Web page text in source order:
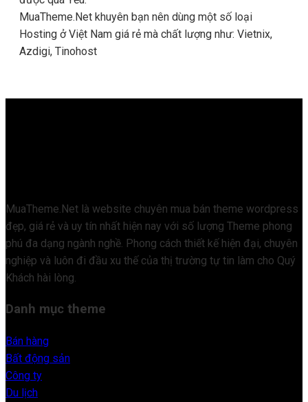
MuaTheme.Net khuyên bạn nên dùng một số loại
Hosting ở Việt Nam giá rẻ mà chất lượng như: Vietnix,
Azdigi, Tinohost
MuaTheme.Net là website chuyên mua bán theme wordpress
đẹp, giá rẻ và uy tín nhất hiện nay với số lượng Theme phong
phú đa dạng ngành nghề. Phong cách thiết kế hiện đại, chuyên
nghiệp và luôn đi đầu xu thế của thị trường tự tin làm cho Quý
Khách hài lòng.
Danh mục theme
Bán hàng
Bất động sản
Công ty
Du lịch